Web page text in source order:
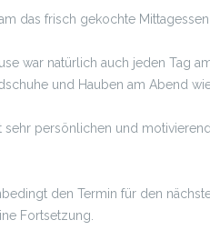
das frisch gekochte
war natürlich auch jeden Tag
und Hauben am Abend
persönlichen und
den Termin für den
Fortsetzung.